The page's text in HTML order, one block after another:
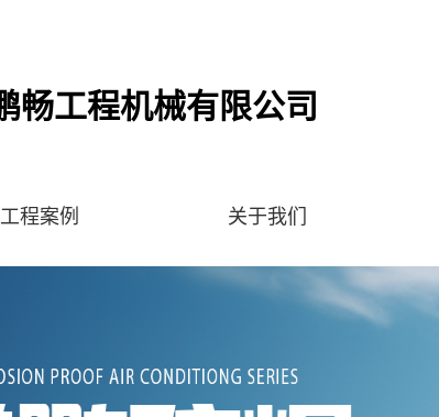
畅工程机械有限公司
工程案例 关于我们